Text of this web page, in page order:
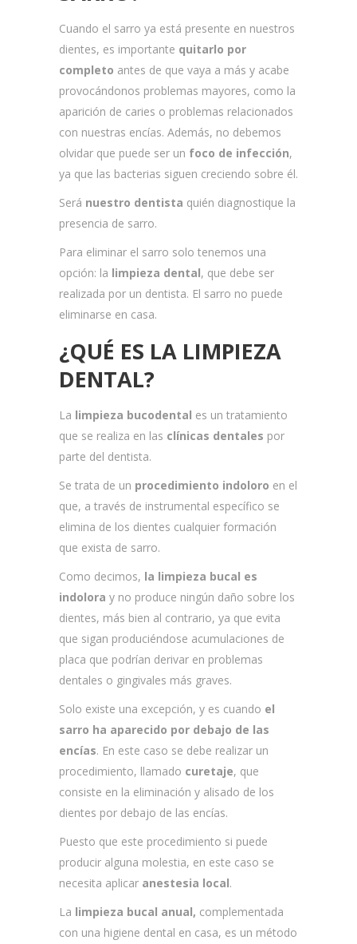
Cuando el sarro ya está presente en nuestros
dientes, es importante quitarlo por
completo antes de que vaya a más y acabe
provocándonos problemas mayores, como la
aparición de caries o problemas relacionados
con nuestras encías. Además, no debemos
olvidar que puede ser un foco de infección,
ya que las bacterias siguen creciendo sobre él.
Será nuestro dentista quién diagnostique la
presencia de sarro.
Para eliminar el sarro solo tenemos una
opción: la limpieza dental, que debe ser
realizada por un dentista. El sarro no puede
eliminarse en casa.
¿QUÉ ES LA LIMPIEZA
DENTAL?
La limpieza bucodental es un tratamiento
que se realiza en las clínicas dentales por
parte del dentista.
Se trata de un procedimiento indoloro en el
que, a través de instrumental específico se
elimina de los dientes cualquier formación
que exista de sarro.
Como decimos, la limpieza bucal es
indolora y no produce ningún daño sobre los
dientes, más bien al contrario, ya que evita
que sigan produciéndose acumulaciones de
placa que podrían derivar en problemas
dentales o gingivales más graves.
Solo existe una excepción, y es cuando el
sarro ha aparecido por debajo de las
encías. En este caso se debe realizar un
procedimiento, llamado curetaje, que
consiste en la eliminación y alisado de los
dientes por debajo de las encías.
Puesto que este procedimiento si puede
producir alguna molestia, en este caso se
necesita aplicar anestesia local.
La limpieza bucal anual, complementada
con una higiene dental en casa, es un método